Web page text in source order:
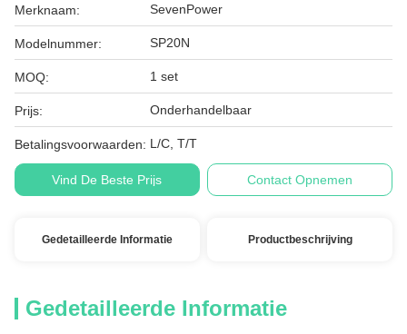
Merknaam: SevenPower
Modelnummer: SP20N
MOQ: 1 set
Prijs: Onderhandelbaar
Betalingsvoorwaarden: L/C, T/T
Vind De Beste Prijs Contact Opnemen
Gedetailleerde Informatie Productbeschrijving
Gedetailleerde Informatie